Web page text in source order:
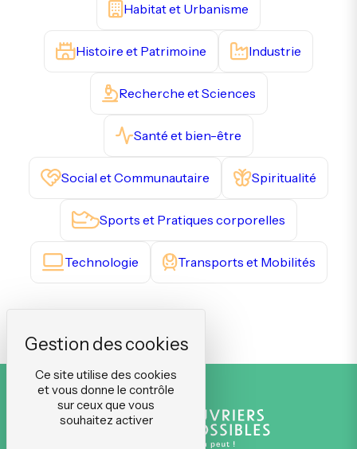
Habitat et Urbanisme
Histoire et Patrimoine Industrie
Recherche et Sciences
Santé et bien-être
Social et Communautaire Spiritualité
Sports et Pratiques corporelles
Technologie Transports et Mobilités
Ce site utilise des cookies
et vous donne le contrôle
sur ceux que vous
souhaitez activer